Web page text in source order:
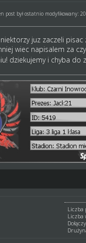
post był ostatnio modyfikowany:
juz zaczeli
wiec napisalem za
dziekujemy i chyba do
Liczba
Liczba